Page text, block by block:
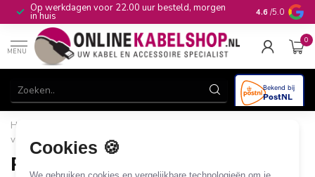
Cookies 🍪
We gebruiken cookies en vergelijkbare technologieën om je
Op werkdagen voor 22.00 uur besteld, morgen
in huis 10+jaar
4.6 /5.0
MENU
0
Home
vervangende afstandsbediening
Philips afstandsbediening